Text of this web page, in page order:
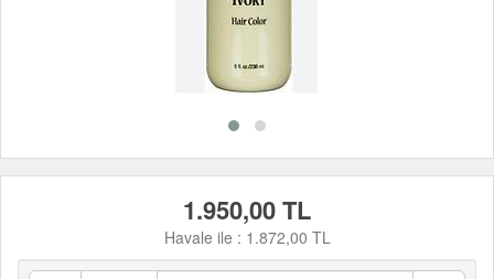
1.950,00 TL
Havale ile : 1.872,00 TL